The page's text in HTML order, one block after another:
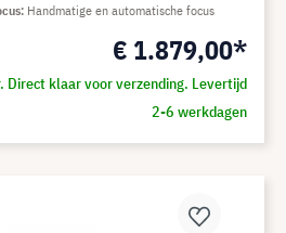
€ 1.879,00*
Direct klaar voor verzending. Levertijd
2-6 werkdagen
Handmatige en automatische focus